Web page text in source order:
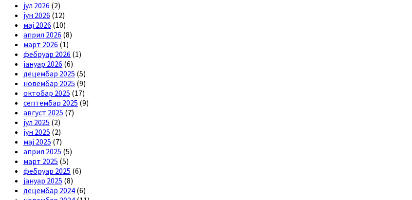
јул 2026 (2)
јун 2026 (12)
мај 2026 (10)
април 2026 (8)
март 2026 (1)
фебруар 2026 (1)
јануар 2026 (6)
децембар 2025 (5)
новембар 2025 (9)
октобар 2025 (17)
септембар 2025 (9)
август 2025 (7)
јул 2025 (2)
јун 2025 (2)
мај 2025 (7)
април 2025 (5)
март 2025 (5)
фебруар 2025 (6)
јануар 2025 (8)
децембар 2024 (6)